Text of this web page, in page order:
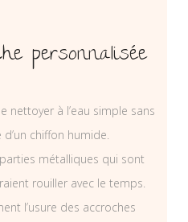
personnalisée
nettoyer à l’eau simple sans
chiffon humide.
métalliques qui sont
rouiller avec le temps.
l’usure des accroches